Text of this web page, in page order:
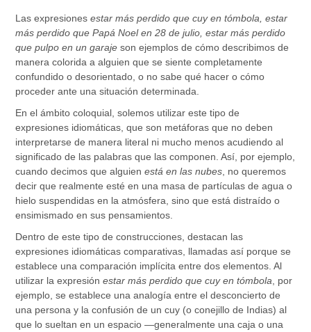
Las expresionesestar más perdido que cuy en tómbola, estar
más perdido que Papá Noel en 28 de julio, estar más perdido
que pulpo en un garaje son ejemplos de cómo describimos de
manera colorida a alguien que se siente completamente
confundido o desorientado, o no sabe qué hacer o cómo
proceder ante una situación determinada.
En el ámbito coloquial, solemos utilizar este tipo de
expresiones idiomáticas, que son metáforas que no deben
interpretarse de manera literal ni mucho menos acudiendo al
significado de las palabras que las componen. Así, por ejemplo,
cuando decimos que alguienestá en las nubes , no queremos
decir que realmente esté en una masa de partículas de agua o
hielo suspendidas en la atmósfera, sino que está distraído o
ensimismado en sus pensamientos.
Dentro de este tipo de construcciones, destacan las
expresiones idiomáticas comparativas, llamadas así porque se
establece una comparación implícita entre dos elementos. Al
utilizar la expresiónestar más perdido que cuy en tómbola , por
ejemplo, se establece una analogía entre el desconcierto de
una persona y la confusión de un cuy (o conejillo de Indias) al
que lo sueltan en un espacio —generalmente una caja o una